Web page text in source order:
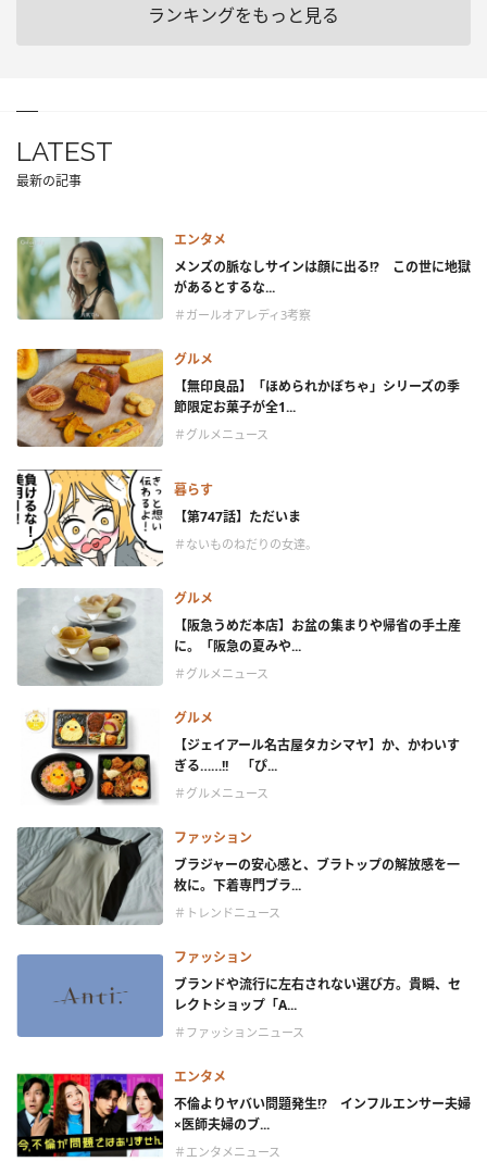
ランキングをもっと見る
LATEST
最新の記事
エンタメ
メンズの脈なしサインは顔に出る!? この世に地獄
があるとするな...
＃ガールオアレディ3考察
グルメ
【無印良品】「ほめられかぼちゃ」シリーズの季
節限定お菓子が全1...
＃グルメニュース
暮らす
【第747話】ただいま
＃ないものねだりの女達。
グルメ
【阪急うめだ本店】お盆の集まりや帰省の手土産
に。「阪急の夏みや...
＃グルメニュース
グルメ
【ジェイアール名古屋タカシマヤ】か、かわいす
ぎる……!! 「ぴ...
＃グルメニュース
ファッション
ブラジャーの安心感と、ブラトップの解放感を一
枚に。下着専門ブラ...
＃トレンドニュース
ファッション
ブランドや流行に左右されない選び方。貴瞬、セ
レクトショップ「A...
＃ファッションニュース
エンタメ
不倫よりヤバい問題発生!? インフルエンサー夫婦
×医師夫婦のブ...
＃エンタメニュース